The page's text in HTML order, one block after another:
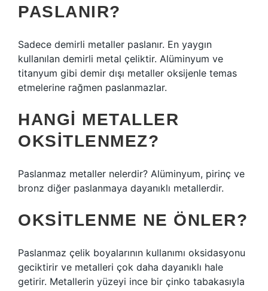
PASLANIR?
Sadece demirli metaller paslanır. En yaygın
kullanılan demirli metal çeliktir. Alüminyum ve
titanyum gibi demir dışı metaller oksijenle temas
etmelerine rağmen paslanmazlar.
HANGI METALLER
OKSITLENMEZ?
Paslanmaz metaller nelerdir? Alüminyum, pirinç ve
bronz diğer paslanmaya dayanıklı metallerdir.
OKSITLENME NE ÖNLER?
Paslanmaz çelik boyalarının kullanımı oksidasyonu
geciktirir ve metalleri çok daha dayanıklı hale
getirir. Metallerin yüzeyi ince bir çinko tabakasıyla